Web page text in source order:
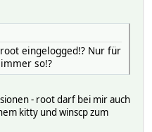
configDB
eingelogged!? Nur für
so!?
- root darf bei mir auch
kitty und winscp zum